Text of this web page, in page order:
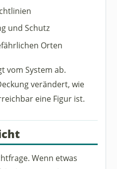
und Schutz
Orten
vom System ab.
verändert, wie
eine Figur ist.
Wenn etwas